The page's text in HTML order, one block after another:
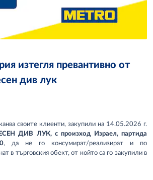
изтегля превантивно от
див лук
своите клиенти, закупили на 14.05.2026 г.
ДИВ ЛУК, с произход Израел, партида
, да не го консумират/реализират и по
в търговския обект, от който са го закупили в